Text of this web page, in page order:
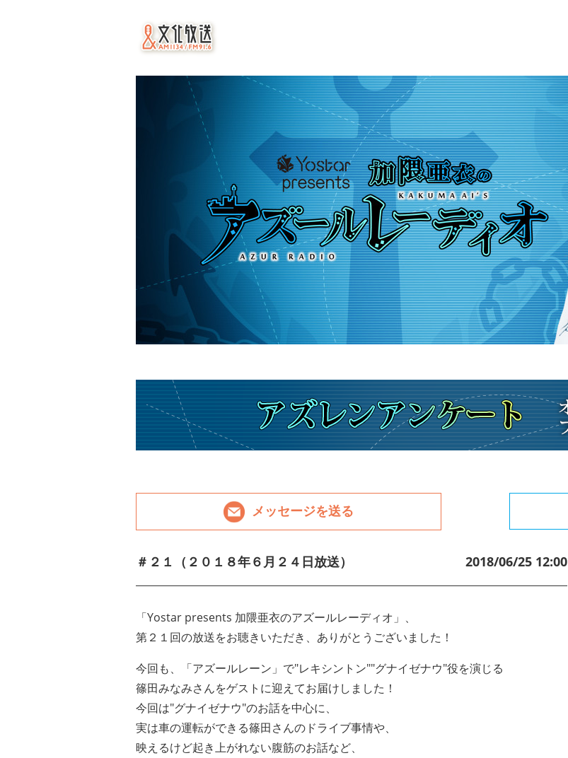
メッセージを送る
＃２１（２０１８年６月２４日放送） 2018/06/25 12:00
「Yostar presents 加隈亜衣のアズールレーディオ 」、
第２１回の放送をお聴きいただき、ありがとうございました！
今回も、「アズールレーン」で"レキシントン""グナイゼナウ"役を演じる
篠田みなみさんをゲストに迎えてお届けしました！
今回は"グナイゼナウ"のお話を中心に、
実は車の運転ができる篠田さんのドライブ事情や、
映えるけど起き上がれない腹筋のお話など、